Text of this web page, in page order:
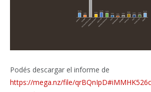
Podés descargar el informe de
https://mega.nz/file/